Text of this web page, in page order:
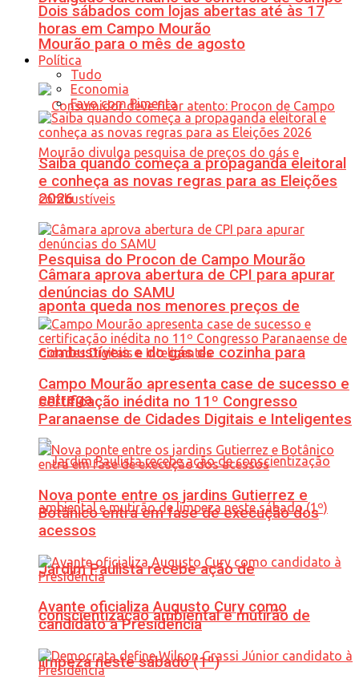
Mourão para o mês de agosto
Pesquisa do Procon de Campo Mourão
aponta queda nos menores preços de
combustíveis e do gás de cozinha para
entrega
Jardim Paulista recebe ação de
conscientização ambiental e mutirão de
limpeza neste sábado (1º)
Dois sábados com lojas abertas até às 17
horas em Campo Mourão
Política
Tudo
Economia
Favo com Pimenta
Saiba quando começa a propaganda eleitoral
e conheça as novas regras para as Eleições
2026
Câmara aprova abertura de CPI para apurar
denúncias do SAMU
Campo Mourão apresenta case de sucesso e
certificação inédita no 11º Congresso
Paranaense de Cidades Digitais e Inteligentes
Nova ponte entre os jardins Gutierrez e
Botânico entra em fase de execução dos
acessos
Avante oficializa Augusto Cury como
candidato à Presidência